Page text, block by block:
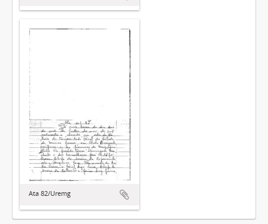
Ata 82/Uremg